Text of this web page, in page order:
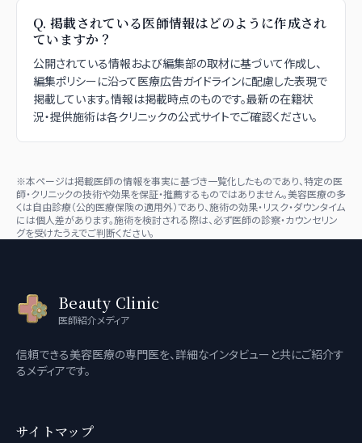
Q. 掲載されている医師情報はどのように作成され
ていますか？
公開されている情報および編集部の取材に基づいて作成し、
編集ポリシーに沿って医療広告ガイドラインに配慮した表現で
掲載しています。情報は掲載時点のものです。最新の在籍状
況・提供施術は各クリニックの公式サイトでご確認ください。
※本ページは掲載医師の情報を事実に基づき一覧化したものであり、特定の医
師・クリニックの技術や効果を保証・推薦するものではありません。美容医療の多
くは自由診療（公的医療保険の適用外）であり、施術の効果・リスク・ダウンタイム
には個人差があります。施術を検討される際は、必ず医師の診察・カウンセリン
グを受けたうえでご判断ください。
Beauty Clinic
医師紹介メディア
信頼できる美容医療の専門医を、詳細なインタビューと共にご紹介す
るメディアです。
サイトマップ